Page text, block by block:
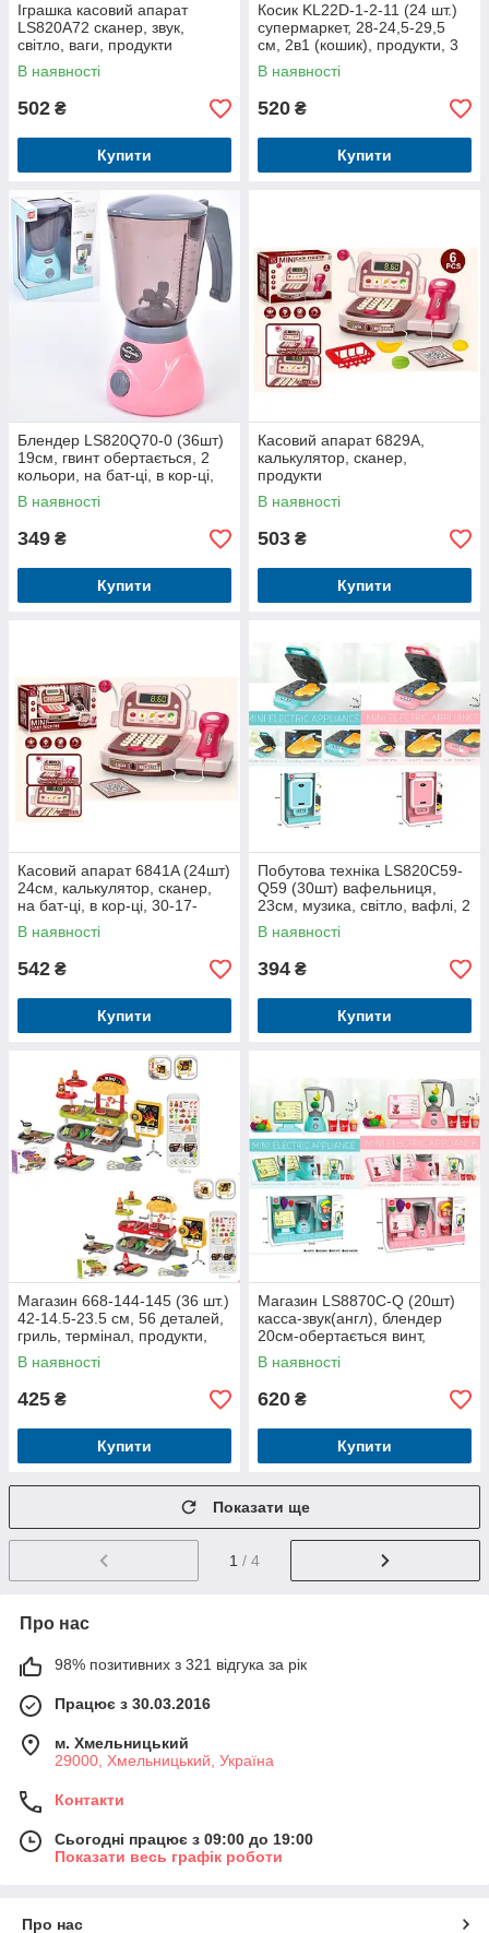
Іграшка касовий апарат
LS820A72 сканер, звук,
світло, ваги, продукти
В наявності
502 ₴
Купити
Косик KL22D-1-2-11 (24 шт.)
супермаркет, 28-24,5-29,5
см, 2в1 (кошик), продукти, 3
види, у кор-ці, 48,5-26-9,5см
В наявності
520 ₴
Купити
Блендер LS820Q70-0 (36шт)
19см, гвинт обертається, 2
кольори, на бат-ці, в кор-ці,
24-19-11см
В наявності
349 ₴
Купити
Касовий апарат 6829A,
калькулятор, сканер,
продукти
В наявності
503 ₴
Купити
Касовий апарат 6841A (24шт)
24см, калькулятор, сканер,
на бат-ці, в кор-ці, 30-17-
15см
В наявності
542 ₴
Купити
Побутова техніка LS820C59-
Q59 (30шт) вафельниця,
23см, музика, світло, вафлі, 2
кольори, на бат-ці, в кор-ці,
В наявності
394 ₴
Купити
Магазин 668-144-145 (36 шт.)
42-14.5-23.5 см, 56 деталей,
гриль, термінал, продукти,
розноси, 2 кольорі, на
В наявності
425 ₴
Купити
Магазин LS8870C-Q (20шт)
касса-звук(англ), блендер
20см-обертається винт,
фрукти,продукти, 2 кольори,
на
В наявності
620 ₴
Купити
Показати ще
1 / 4
Про нас
98% позитивних з 321 відгука за рік
Працює з 30.03.2016
м. Хмельницький
29000, Хмельницький, Україна
Контакти
Сьогодні працює з 09:00 до 19:00
Показати весь графік роботи
Про нас